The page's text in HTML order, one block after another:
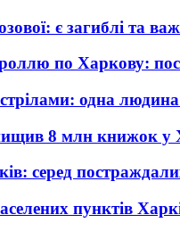
є загиблі та
по Харкову:
одна
8 млн книжок у
серед
пунктів